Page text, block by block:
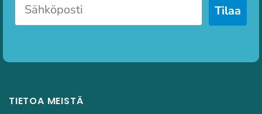
Tilaa
TIETOA MEISTÄ